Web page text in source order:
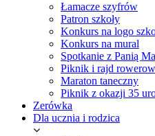
Łamacze szyfrów
Patron szkoły
Konkurs na logo
Konkurs na mural
Spotkanie z Panią
Piknik i rajd
Maraton taneczny
Piknik z okazji 35
Zerówka
Dla ucznia i rodzica